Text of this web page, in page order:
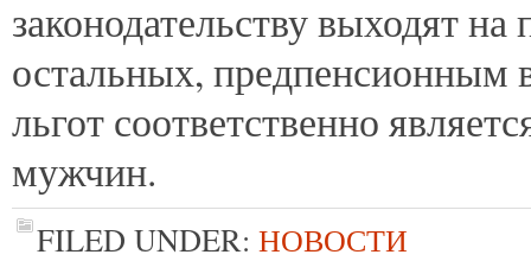
законодательству выходят
остальных, предпенсионным
льгот соответственно
мужчин.
FILED UNDER: НОВОСТИ